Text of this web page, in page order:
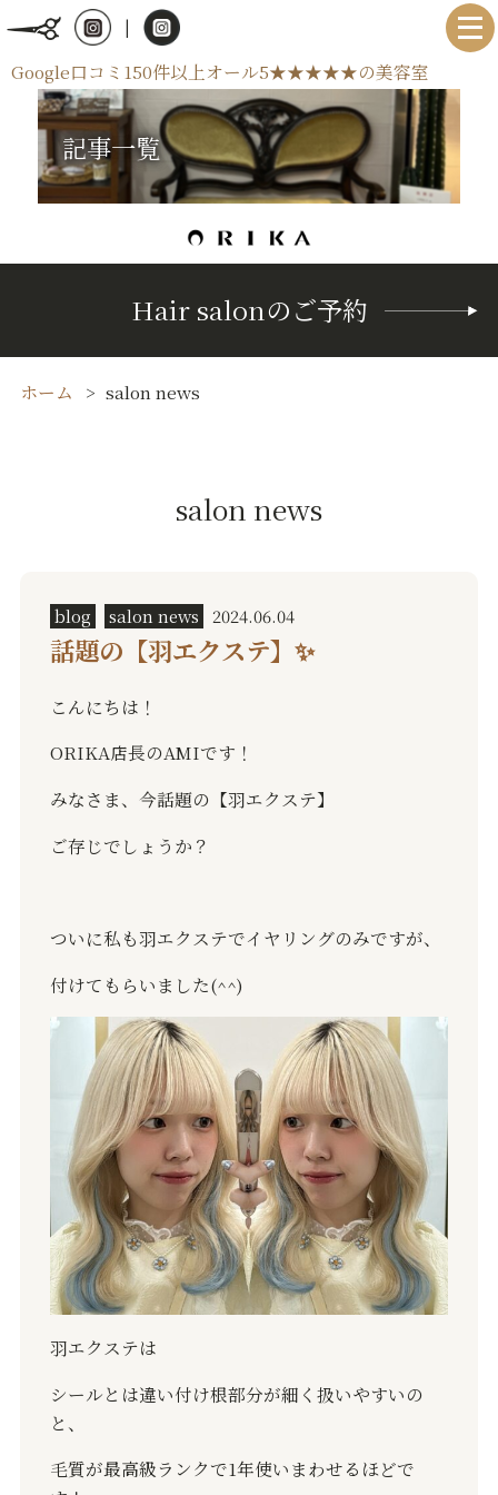
|
Google口コミ150件以上オール5★★★★★の美容室
記事一覧
Hair salonのご予約
ホーム salon news
salon news
blog salon news 2024.06.04
話題の【羽エクステ】✨
こんにちは！
ORIKA店長のAMIです！
みなさま、今話題の【羽エクステ】
ご存じでしょうか？
ついに私も羽エクステでイヤリングのみですが、
付けてもらいました(^^)
羽エクステは
シールとは違い付け根部分が細く扱いやすいの
と、
毛質が最高級ランクで1年使いまわせるほどで